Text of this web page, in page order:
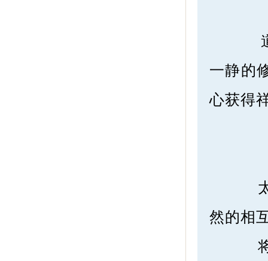
道
一静的
心获得
太
然的相
将